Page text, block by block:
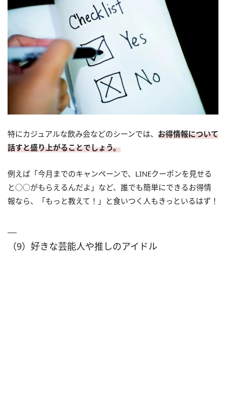
特にカジュアルな飲み会などのシーンでは、 お得情報について
話すと盛り上がることでしょう。
例えば「今月までのキャンペーンで、LINEクーポンを見せる
と○○がもらえるんだよ」など、誰でも簡単にできるお得情
報なら、「もっと教えて！」と食いつく人もきっといるはず！
（9）好きな芸能人や推しのアイドル